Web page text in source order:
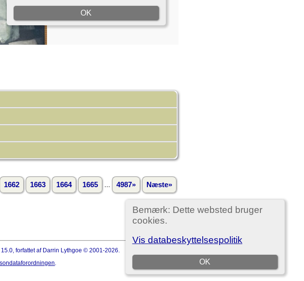
Bemærk: Dette websted bruger
cookies.
Vis databeskyttelsespolitik
OK
1662 1663 1664 1665 ... 4987»
Næste»
15.0, forfattet af Darrin Lythgoe © 2001-2026.
.